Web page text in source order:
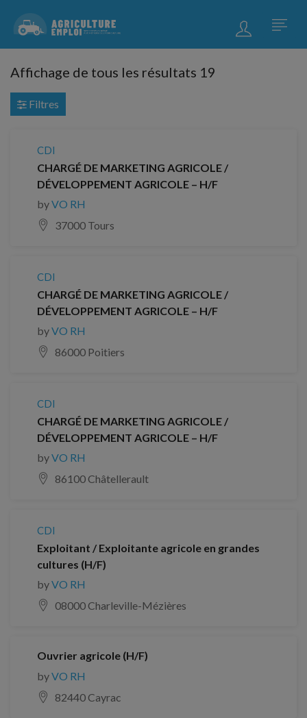
Affichage de tous les résultats 19
Filtres
CDI
CHARGÉ DE MARKETING AGRICOLE /
DÉVELOPPEMENT AGRICOLE – H/F
byVO RH
37000 Tours
CDI
CHARGÉ DE MARKETING AGRICOLE /
DÉVELOPPEMENT AGRICOLE – H/F
byVO RH
86000 Poitiers
CDI
CHARGÉ DE MARKETING AGRICOLE /
DÉVELOPPEMENT AGRICOLE – H/F
byVO RH
86100 Châtellerault
CDI
Exploitant / Exploitante agricole en grandes
cultures (H/F)
byVO RH
08000 Charleville-Mézières
Ouvrier agricole (H/F)
byVO RH
82440 Cayrac